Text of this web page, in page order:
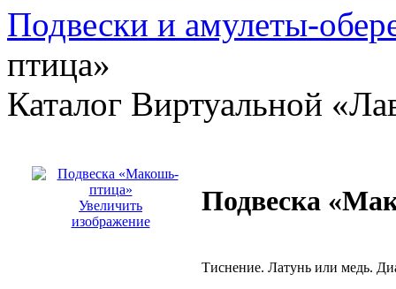
Подвески и амулеты-
птица»
Каталог Виртуальной
Увеличить
изображение
Подвеска
Тиснение. Латунь или медь.